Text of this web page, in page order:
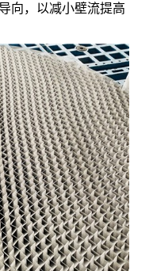
向，以减小壁流提高